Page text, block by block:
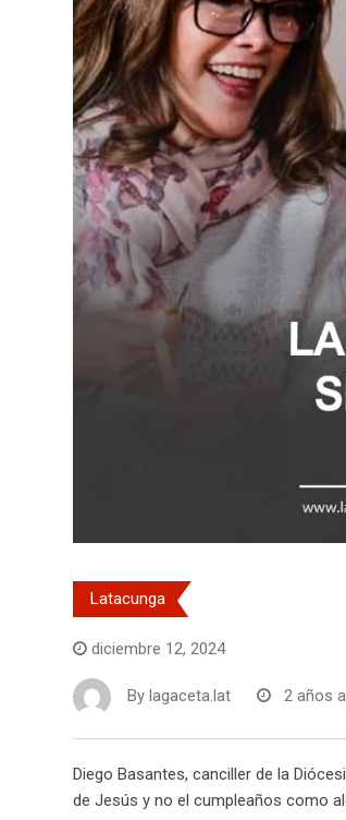
Latacunga
diciembre 12, 2024
By lagaceta.lat 2 años
Diego Basantes, canciller de la
de Jesús y no el cumpleaños como